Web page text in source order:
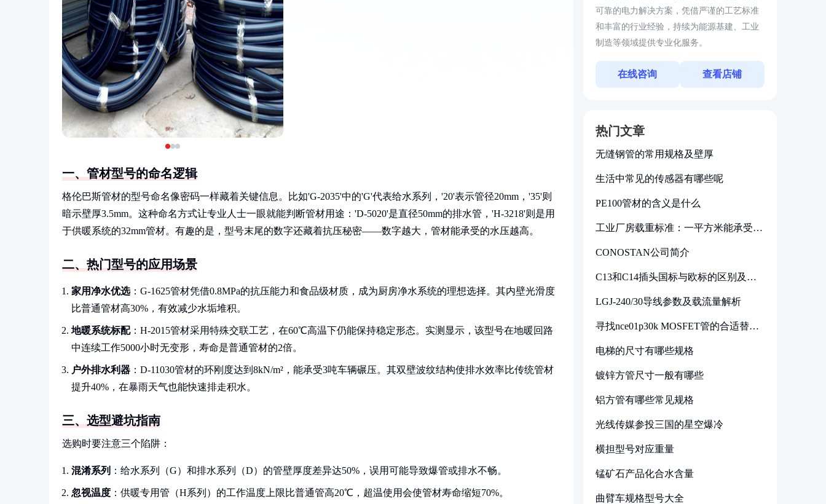
一、管材型号的命名逻辑
格伦巴斯管材的型号命名像密码一样藏着关键信息。比如'G-2035'中的'G'代表给水系列，'20'表示管径20mm，'35'则
暗示壁厚3.5mm。这种命名方式让专业人士一眼就能判断管材用途：'D-5020'是直径50mm的排水管，'H-3218'则是用
于供暖系统的32mm管材。有趣的是，型号末尾的数字还藏着抗压秘密——数字越大，管材能承受的水压越高。
二、热门型号的应用场景
家用净水优选：G-1625管材凭借0.8MPa的抗压能力和食品级材质，成为厨房净水系统的理想选择。其内壁光滑度
比普通管材高30%，有效减少水垢堆积。
地暖系统标配：H-2015管材采用特殊交联工艺，在60℃高温下仍能保持稳定形态。实测显示，该型号在地暖回路
中连续工作5000小时无变形，寿命是普通管材的2倍。
户外排水利器 ：D-11030管材的环刚度达到8kN/m²，能承受3吨车辆碾压。其双壁波纹结构使排水效率比传统管材
提升40%，在暴雨天气也能快速排走积水。
三、选型避坑指南
选购时要注意三个陷阱：
混淆系列 ：给水系列（G）和排水系列（D）的管壁厚度差异达50%，误用可能导致爆管或排水不畅。
忽视温度 ：供暖专用管（H系列）的工作温度上限比普通管高20℃，超温使用会使管材寿命缩短70%。
可靠的电力解决方案，凭借严谨的工艺标准
和丰富的行业经验，持续为能源基建、工业
制造等领域提供专业化服务。
在线咨询 查看店铺
热门文章
无缝钢管的常用规格及壁厚
生活中常见的传感器有哪些呢
PE100管材的含义是什么
工业厂房载重标准：一平方米能承受多
CONOSTAN公司简介
C13和C14插头国标与欧标的区别及其
LGJ-240/30导线参数及载流量解析
寻找nce01p30k MOSFET管的合适替代
电梯的尺寸有哪些规格
镀锌方管尺寸一般有哪些
铝方管有哪些常见规格
光线传媒参投三国的星空爆冷
横担型号对应重量
锰矿石产品化合水含量
曲臂车规格型号大全